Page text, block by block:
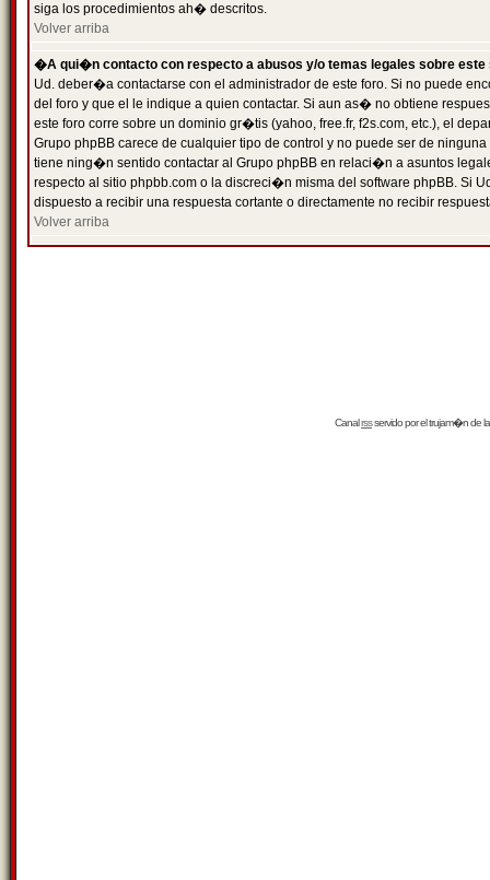
siga los procedimientos ah� descritos.
Volver arriba
�A qui�n contacto con respecto a abusos y/o temas legales sobre este
Ud. deber�a contactarse con el administrador de este foro. Si no puede
del foro y que el le indique a quien contactar. Si aun as� no obtiene
este foro corre sobre un dominio gr�tis (yahoo, free.fr, f2s.com, etc.), el
Grupo phpBB carece de cualquier tipo de control y no puede ser de
tiene ning�n sentido contactar al Grupo phpBB en relaci�n a asuntos
respecto al sitio phpbb.com o la discreci�n misma del software phpBB. Si
dispuesto a recibir una respuesta cortante o directamente no recibir
Volver arriba
Canalrssservido por eltrujam�nde